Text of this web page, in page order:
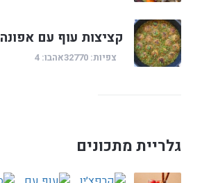
קציצות עוף עם אפונה
צפיות: 32770 אהבו: 4
גלריית מתכונים